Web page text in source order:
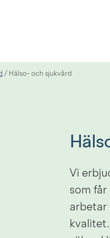
/ Hälso- och sjukvård
Vi
som får
arbetar